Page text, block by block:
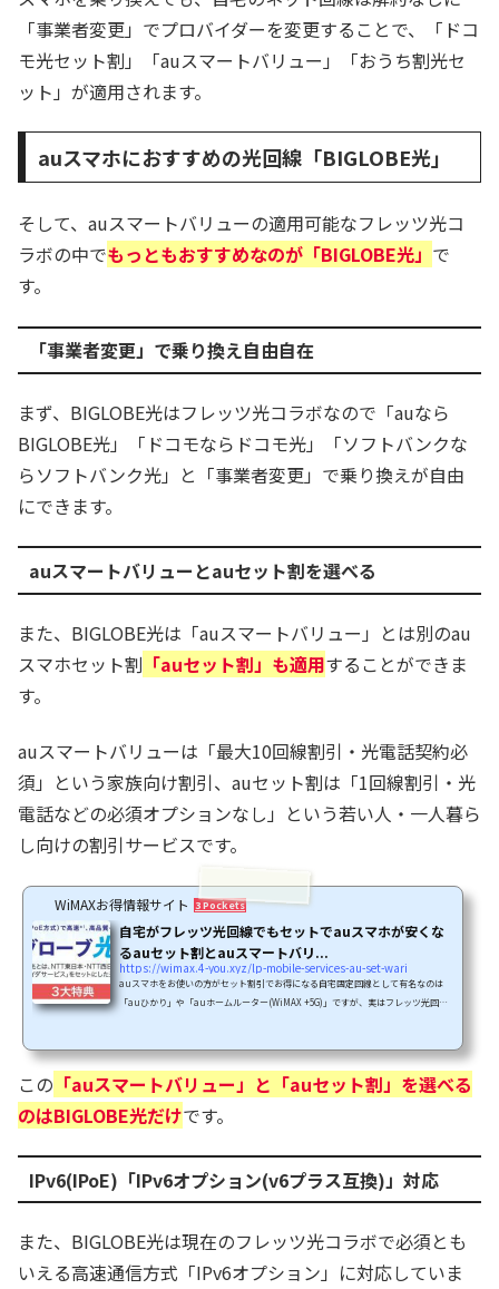
「事業者変更」でプロバイダーを変更することで、「ドコ
モ光セット割」「auスマートバリュー」「おうち割光セ
ット」が適用されます。
auスマホにおすすめの光回線「BIGLOBE光」
そして、auスマートバリューの適用可能なフレッツ光コ
ラボの中でもっともおすすめなのが「BIGLOBE光」 で
す。
「事業者変更」で乗り換え自由自在
まず、BIGLOBE光はフレッツ光コラボなので「auなら
BIGLOBE光」「ドコモならドコモ光」「ソフトバンクな
らソフトバンク光」と「事業者変更」で乗り換えが自由
にできます。
auスマートバリューとauセット割を選べる
また、BIGLOBE光は「auスマートバリュー」とは別のau
スマホセット割 「auセット割」も適用することができま
す。
auスマートバリューは「最大10回線割引・光電話契約必
須」という家族向け割引、auセット割は「1回線割引・光
電話などの必須オプションなし」という若い人・一人暮ら
し向けの割引サービスです。
WiMAXお得情報サイト 3 Pockets
自宅がフレッツ光回線でもセットでauスマホが安くな
るauセット割とauスマートバリ...
https://wimax.4-you.xyz/lp-mobile-services-au-set-wari
auスマホをお使いの方がセット割引でお得になる自宅固定回線として有名なのは
「auひかり」や「auホームルーター(WiMAX +5G)」ですが、実はフレッツ光回線
なったりします。フレッツ光回線なら全国どこでも、戸建てでも集合住宅でも自宅
固定回線として使えるし、何よりスマホを変えても「ドコモ光」や「ソフトバンク
光」などのフレッツ光コラボへ乗り換えることができます。この記...
この 「auスマートバリュー」と「auセット割」を選べる
のはBIGLOBE光だけです。
IPv6(IPoE)「IPv6オプション(v6プラス互換)」対応
また、BIGLOBE光は現在のフレッツ光コラボで必須とも
いえる高速通信方式「IPv6オプション」に対応していま